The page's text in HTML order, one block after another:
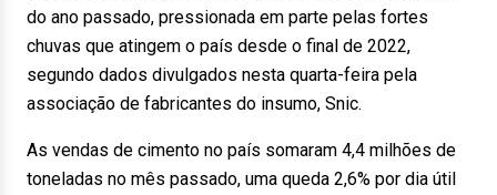
do ano passado, pressionada em parte pelas fortes
chuvas que atingem o país desde o final de 2022,
segundo dados divulgados nesta quarta-feira pela
associação de fabricantes do insumo, Snic.
As vendas de cimento no país somaram 4,4 milhões de
toneladas no mês passado, uma queda 2,6% por dia útil